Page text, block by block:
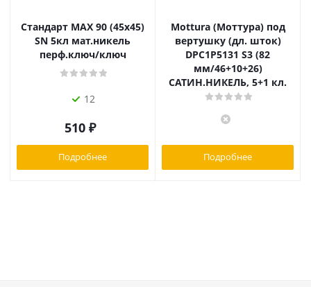
Стандарт MAX 90 (45х45)
SN 5кл мат.никель
перф.ключ/ключ
12
510 ₽
Подробнее
Mottura (Моттура) под
вертушку (дл. шток)
DPC1P5131 S3 (82
мм/46+10+26)
САТИН.НИКЕЛЬ, 5+1 кл.
Подробнее